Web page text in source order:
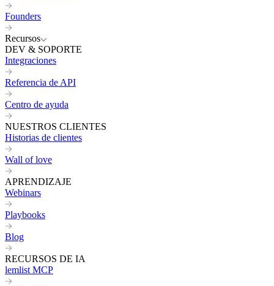
Founders
Recursos
DEV & SOPORTE
Integraciones
Referencia de API
Centro de ayuda
NUESTROS CLIENTES
Historias de clientes
Wall of love
APRENDIZAJE
Webinars
Playbooks
Blog
RECURSOS DE IA
lemlist MCP